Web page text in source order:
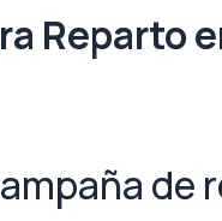
Reparto
de